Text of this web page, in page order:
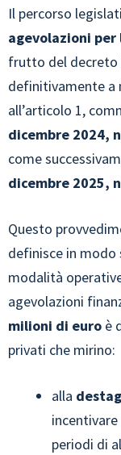
Il percorso
agevolazioni
frutto del decreto
definitivamente a
all’articolo 1,
dicembre 2024,
come
dicembre 2025,
Questo
definisce in
modalità
agevolazioni
milioni di euro è
privati che mirino:
alla
periodi di